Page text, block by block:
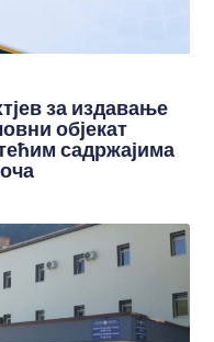
за издавање
објекат
садржајима